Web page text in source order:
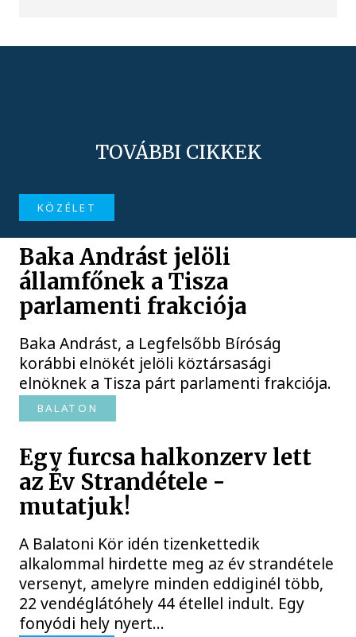
TOVÁBBI CIKKEK
KÖZÉLET
Baka Andrást jelöli
államfőnek a Tisza
parlamenti frakciója
Baka Andrást, a Legfelsőbb Bíróság
korábbi elnökét jelöli köztársasági
elnöknek a Tisza párt parlamenti frakciója.
BALATON
Egy furcsa halkonzerv lett
az Év Strandétele -
mutatjuk!
A Balatoni Kör idén tizenkettedik
alkalommal hirdette meg az év strandétele
versenyt, amelyre minden eddiginél több,
22 vendéglátóhely 44 étellel indult. Egy
fonyódi hely nyert...